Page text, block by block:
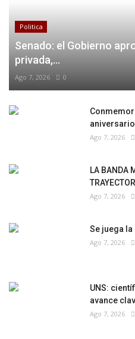
Politica
Senado: el Gobierno
privada,...
Ago 7, 2026 0
Ago 7, 2026
LA BANDA
Ago 7, 2026
Se juega
Ago 7, 2026
UNS:
avance
Ago 7, 2026